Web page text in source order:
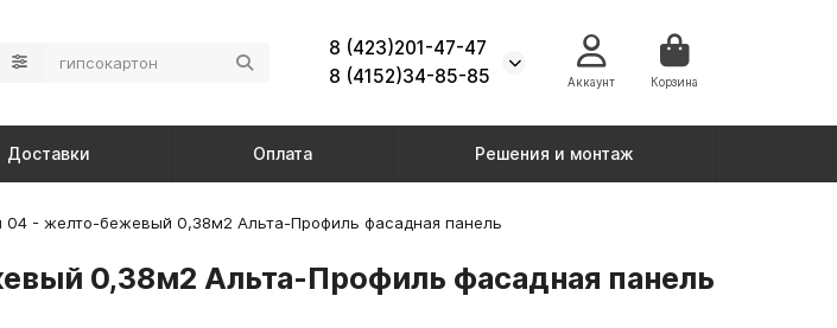
8 (423)201-47-47
8 (4152)34-85-85
Аккаунт Корзина
Доставки Оплата Решения и монтаж
- желто-бежевый 0,38м2 Альта-Профиль фасадная панель
0,38м2 Альта-Профиль фасадная панель